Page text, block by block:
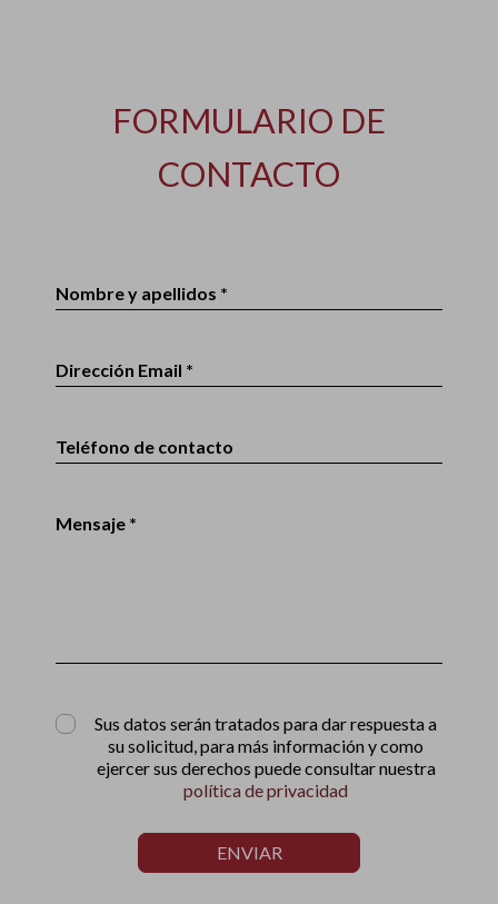
FORMULARIO DE
CONTACTO
Nombre y apellidos *
Dirección Email *
Teléfono de contacto
Mensaje *
Sus datos serán tratados para dar respuesta a
su solicitud, para más información y como
ejercer sus derechos puede consultar nuestra
política de privacidad
ENVIAR